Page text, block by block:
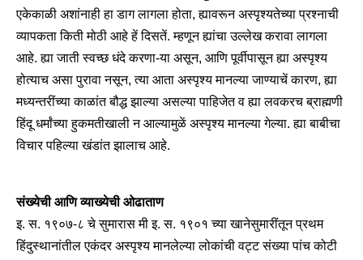
एकेकाळी अशांनाही हा डाग लागला होता, ह्यावरून अस्पृश्यतेच्या प्रश्नाची
व्यापकता किती मोठी आहे हें दिसतें. म्हणून ह्यांचा उल्लेख करावा लागला
आहे. ह्या जाती स्वच्छ धंदे करणा-या असून, आणि पूर्वीपासून ह्या अस्पृश्य
होत्याच असा पुरावा नसून, त्या आता अस्पृश्य मानल्या जाण्याचें कारण, ह्या
मध्यन्तरींच्या काळांत बौद्ध झाल्या असल्या पाहिजेत व ह्या लवकरच ब्राह्मणी
हिंदू धर्मांच्या हुकमतीखाली न आल्यामुळें अस्पृश्य मानल्या गेल्या. ह्या बाबीचा
विचार पहिल्या खंडांत झालाच आहे.
संख्येची आणि व्याख्येची ओढाताण
इ. स. १९०७-८ चे सुमारास मी इ. स. १९०१ च्या खानेसुमारींतून प्रथम
हिंदुस्थानांतील एकंदर अस्पृश्य मानलेल्या लोकांची वट्ट संख्या पांच कोटी